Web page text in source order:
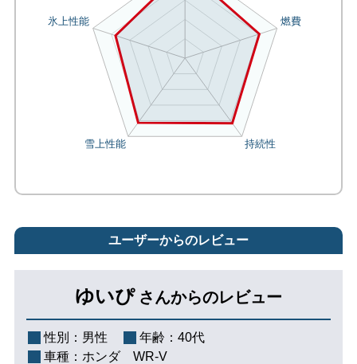
ユーザーからのレビュー
ゆいぴ さんからのレビュー
性別： 男性 年齢： 40代
車種： ホンダ WR-V